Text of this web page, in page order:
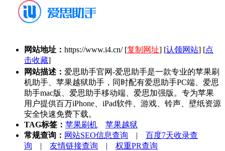
网站地址： https://www.i4.cn/ [复制网址] [认领网站] [点
击收藏]
网站描述： 爱思助手官网-爱思助手是一款专业的苹果刷
机助手、苹果越狱助手，同时配有爱思助手PC端、爱思
助手mac版、爱思助手移动端、爱思加强版。专为苹果
用户提供百万iPhone、iPad软件、游戏、铃声、壁纸资源
安全快速免费下载。
TAG标签： 苹果刷机
苹果越狱
常规查询： 网站SEO信息查询 | 百度7天收录查
询 | 友情链接查询 | 权重PR查询